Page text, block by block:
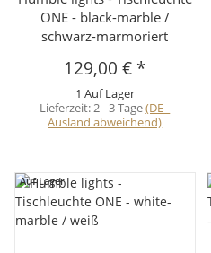
ONE - black-marble /
schwarz-marmoriert
129,00 € *
1 Auf Lager
Lieferzeit:2 - 3 Tage(DE -
Ausland abweichend)
Auf Lager